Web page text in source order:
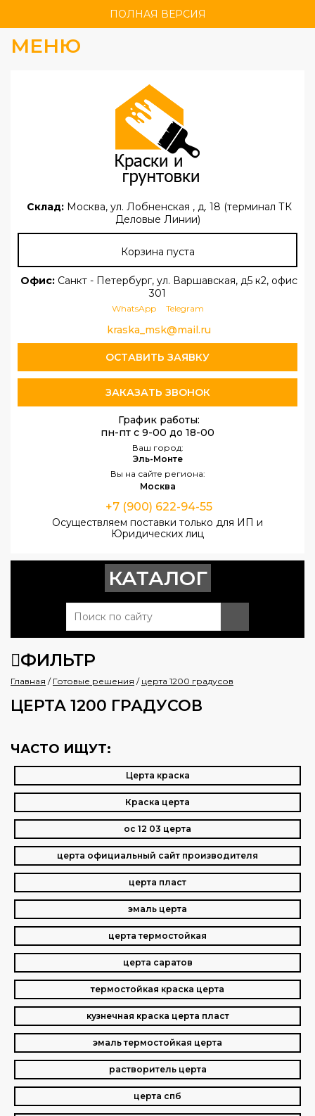
ПОЛНАЯ ВЕРСИЯ
МЕНЮ
Склад:Москва, ул. Лобненская , д. 18 (терминал ТК
Деловые Линии)
Корзина пуста
Офис: Санкт - Петербург, ул. Варшавская, д5 к2, офис
301
WhatsApp Telegram
kraska_msk@mail.ru
ОСТАВИТЬ ЗАЯВКУ
ЗАКАЗАТЬ ЗВОНОК
График работы:
пн-пт с 9-00 до 18-00
Ваш город:
Эль-Монте
Вы на сайте региона:
Москва
+7 (900) 622-94-55
Осуществляем поставки только для ИП и
Юридических лиц
КАТАЛОГ
ФИЛЬТР
Главная / Готовые решения / церта 1200 градусов
ЦЕРТА 1200 ГРАДУСОВ
ЧАСТО ИЩУТ:
Церта краска
Краска церта
ос 12 03 церта
церта официальный сайт производителя
церта пласт
эмаль церта
церта термостойкая
церта саратов
термостойкая краска церта
кузнечная краска церта пласт
эмаль термостойкая церта
растворитель церта
церта спб